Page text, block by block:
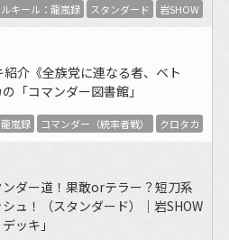
キール：龍嵐録 スタンダード 岩SHOW
介《全族党に連なる者、ベト
「コマンダー図書館」
嵐録 コマンダー（統率者戦） クロタカ
ダー道！果敢orテラー？短刀系
ュ！（スタンダード）｜岩SHOW
ッキ」